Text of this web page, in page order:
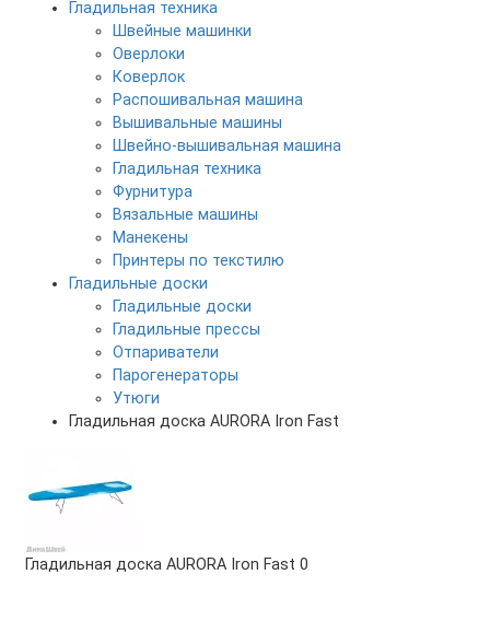
Гладильная техника
Швейные машинки
Оверлоки
Коверлок
Распошивальная машина
Вышивальные машины
Швейно-вышивальная машина
Гладильная техника
Фурнитура
Вязальные машины
Манекены
Принтеры по текстилю
Гладильные доски
Гладильные доски
Гладильные прессы
Отпариватели
Парогенераторы
Утюги
Гладильная доска AURORA Iron Fast
Гладильная доска AURORA Iron Fast 0